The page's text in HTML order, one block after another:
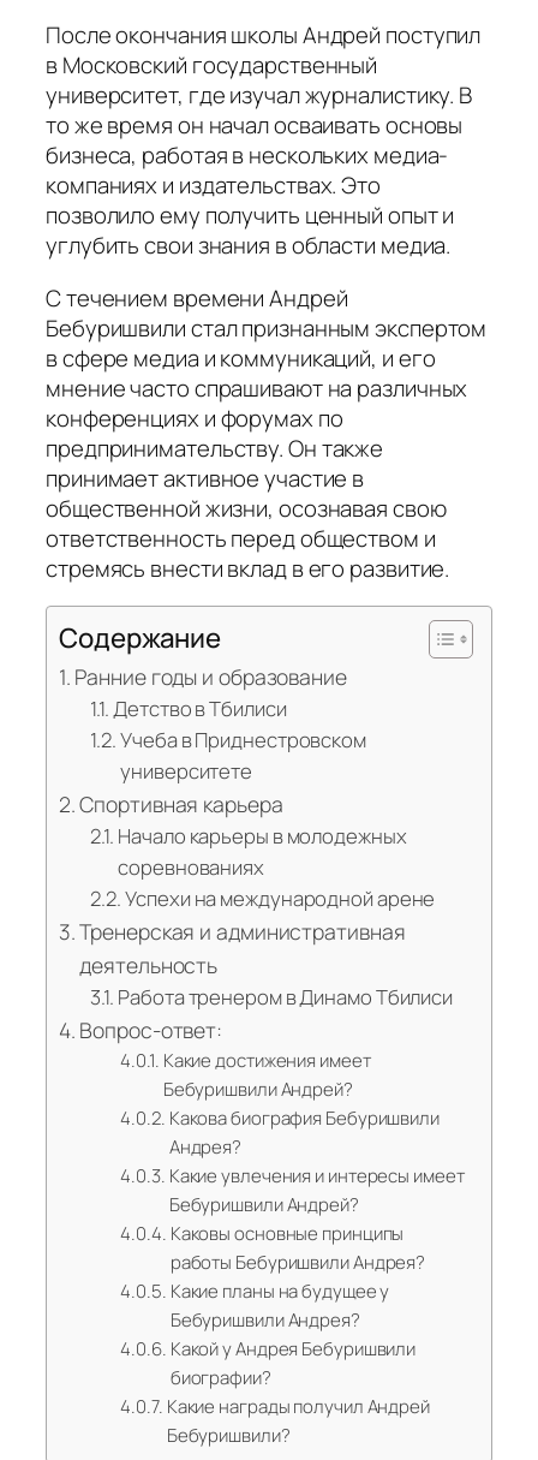
После окончания школы Андрей поступил
в Московский государственный
университет, где изучал журналистику. В
то же время он начал осваивать основы
бизнеса, работая в нескольких медиа-
компаниях и издательствах. Это
позволило ему получить ценный опыт и
углубить свои знания в области медиа.
С течением времени Андрей
Бебуришвили стал признанным экспертом
в сфере медиа и коммуникаций, и его
мнение часто спрашивают на различных
конференциях и форумах по
предпринимательству.Он также
принимает активное участие в
общественной жизни, осознавая свою
ответственность перед обществом и
стремясь внести вклад в его развитие.
Содержание
Ранние годы и образование
Детство в Тбилиси
Учеба в Приднестровском
университете
Спортивная карьера
Начало карьеры в молодежных
соревнованиях
Успехи на международной арене
Тренерская и административная
деятельность
Работа тренером в Динамо Тбилиси
Вопрос-ответ:
Какие достижения имеет
Бебуришвили Андрей?
Какова биография Бебуришвили
Андрея?
Какие увлечения и интересы имеет
Бебуришвили Андрей?
Каковы основные принципы
работы Бебуришвили Андрея?
Какие планы на будущее у
Бебуришвили Андрея?
Какой у Андрея Бебуришвили
биографии?
Какие награды получил Андрей
Бебуришвили?